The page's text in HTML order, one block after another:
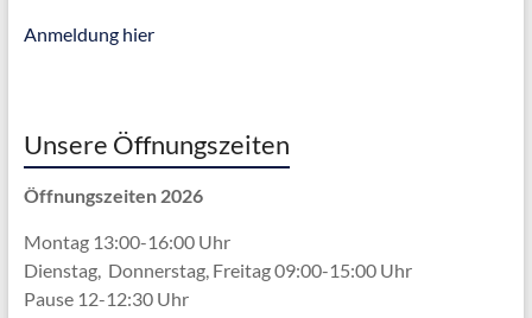
Anmeldung hier
Unsere Öffnungszeiten
Öffnungszeiten 2026
Montag 13:00-16:00 Uhr
Dienstag, Donnerstag, Freitag 09:00-15:00 Uhr
Pause 12-12:30 Uhr